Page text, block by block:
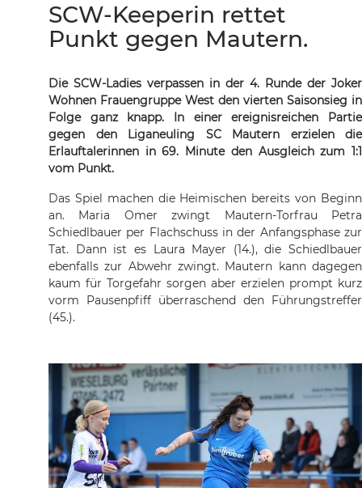
SCW-Keeperin rettet
Punkt gegen Mautern.
Die SCW-Ladies verpassen in der 4. Runde der Joker
Wohnen Frauengruppe West den vierten Saisonsieg in
Folge ganz knapp. In einer ereignisreichen Partie
gegen den Liganeuling SC Mautern erzielen die
Erlauftalerinnen in 69. Minute den Ausgleich zum 1:1
vom Punkt.
Das Spiel machen die Heimischen bereits von Beginn
an. Maria Omer zwingt Mautern-Torfrau Petra
Schiedlbauer per Flachschuss in der Anfangsphase zur
Tat. Dann ist es Laura Mayer (14.), die Schiedlbauer
ebenfalls zur Abwehr zwingt. Mautern kann dagegen
kaum für Torgefahr sorgen aber erzielen prompt kurz
vorm Pausenpfiff überraschend den Führungstreffer
(45.).